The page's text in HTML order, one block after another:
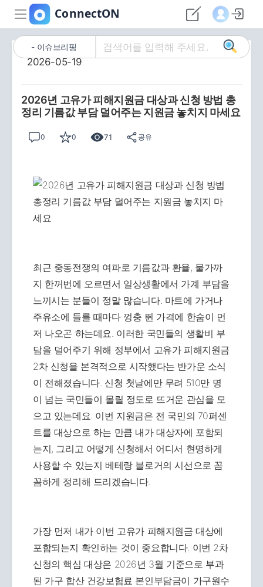
이슈브리핑
2026-05-19
2026년 고유가 피해지원금 대상과 신청 방법 총
정리 기름값 부담 덜어주는 지원금 놓치지 마세요
0 0 71 공유
최근 중동전쟁의 여파로 기름값과 환율, 물가까
지 한꺼번에 오르면서 일상생활에서 가계 부담을
느끼시는 분들이 정말 많습니다. 마트에 가거나
주유소에 들를 때마다 껑충 뛴 가격에 한숨이 먼
저 나오곤 하는데요. 이러한 국민들의 생활비 부
담을 덜어주기 위해 정부에서 고유가 피해지원금
2차 신청을 본격적으로 시작했다는 반가운 소식
이 전해졌습니다. 신청 첫날에만 무려 510만 명
이 넘는 국민들이 몰릴 정도로 뜨거운 관심을 모
으고 있는데요. 이번 지원금은 전 국민의 70퍼센
트를 대상으로 하는 만큼 내가 대상자에 포함되
는지, 그리고 어떻게 신청해서 어디서 현명하게
사용할 수 있는지 베테랑 블로거의 시선으로 꼼
꼼하게 정리해 드리겠습니다.
가장 먼저 내가 이번 고유가 피해지원금 대상에
포함되는지 확인하는 것이 중요합니다. 이번 2차
신청의 핵심 대상은 2026년 3월 기준으로 부과
된 가구 합산 건강보험료 본인부담금이 가구원수